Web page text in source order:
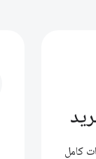
کامل